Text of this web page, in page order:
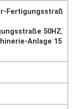
Fertigungsstraß
50HZ,
Anlage 15